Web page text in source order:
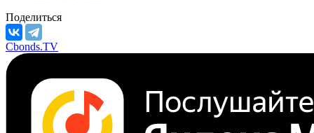
Поделиться
Cbonds.TV